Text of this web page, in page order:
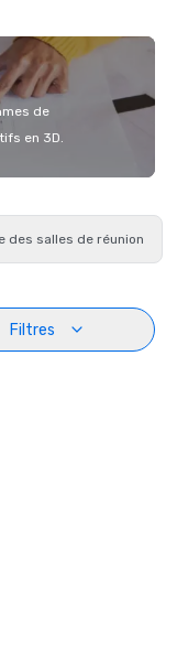
de
en 3D.
des salles de réunion
Filtres